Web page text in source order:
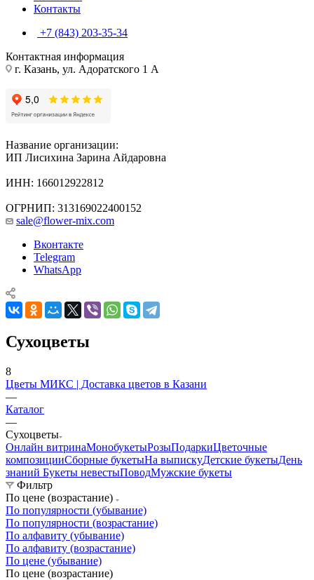
Контакты
+7 (843) 203-35-34
Контактная информация
г. Казань, ул. Адоратского 1 А
Название организации:
ИП Лисихина Зарина Айдаровна
ИНН: 166012922812
ОГРНИП: 313169022400152
sale@flower-mix.com
Вконтакте
Telegram
WhatsApp
Сухоцветы
8
Цветы МИКС | Доставка цветов в Казани
—
Каталог
—
Сухоцветы
Онлайн витринаМонобукетыРозыПодаркиЦветочные
композицииСборные букетыНа выпискуДетские букетыДень
знаний Букеты невестыПоводМужские букеты
Фильтр
По цене (возрастание)
По популярности (убывание)
По популярности (возрастание)
По алфавиту (убывание)
По алфавиту (возрастание)
По цене (убывание)
По цене (возрастание)